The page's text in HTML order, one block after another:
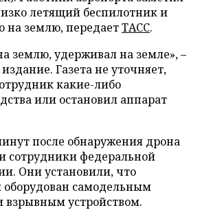
летящий беспилотник и
на землю, передаетТАСС.
землю, удерживал на земле», –
Газета не уточняет,
какие-либо
или остановил аппарат
после обнаружения дрона
сотрудники федеральной
Они установили, что
оборудован самодельным
взрывным устройством.